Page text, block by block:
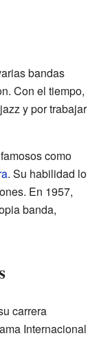
bandas
Con el tiempo,
y por trabajar
como
. Su habilidad lo
En 1957,
banda,
carrera
Internacional